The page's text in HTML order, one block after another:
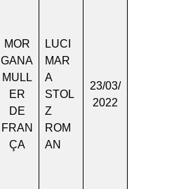
MOR
GANA
MULL
ER
DE
FRAN
ÇA
LUCI
MAR
A
STOL
Z
ROM
AN
23/03/
2022